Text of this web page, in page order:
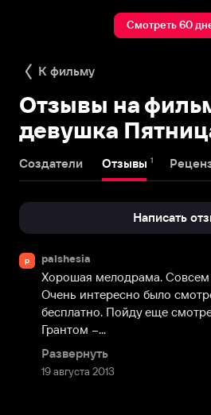
Смотреть 60
К фильму
Отзывы на
девушка
Создатели Отзывы 1
Написать
p palshesia
19 августа 2013
Хорошая мелодрама. Совсем
Очень интересно было
бесплатно. Пойду еще
Грантом –...
Развернуть